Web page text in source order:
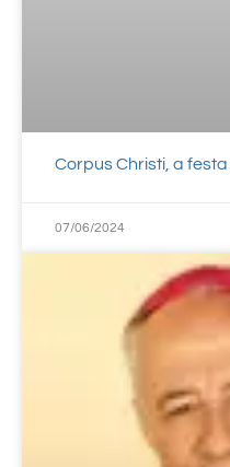
Corpus Christi, a
07/06/2024